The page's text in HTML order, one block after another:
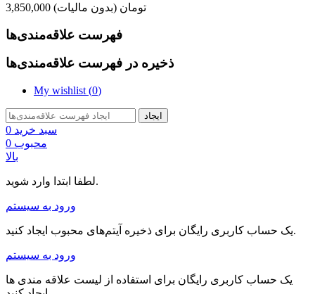
3,850,000 تومان (بدون مالیات)
فهرست علاقه‌مندی‌ها
ذخیره در فهرست علاقه‌مندی‌ها
My wishlist (0)
ایجاد
سبد خرید 0
محبوب 0
بالا
لطفا ابتدا وارد شوید.
ورود به سیستم
یک حساب کاربری رایگان برای ذخیره آیتم‌های محبوب ایجاد کنید.
ورود به سیستم
یک حساب کاربری رایگان برای استفاده از لیست علاقه مندی ها